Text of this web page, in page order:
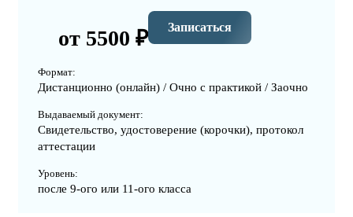
от 5500 ₽ Записаться
Формат:
Дистанционно (онлайн) / Очно с практикой / Заочно
Выдаваемый документ:
Свидетельство, удостоверение (корочки), протокол
аттестации
Уровень:
после 9-ого или 11-ого класса